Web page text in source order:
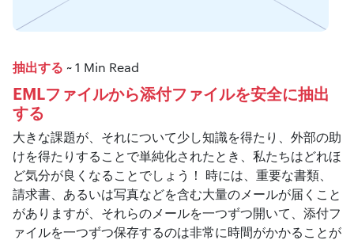
抽出する ~ 1 Min Read
EMLファイルから添付ファイルを安全に抽出
する
大きな課題が、それについて少し知識を得たり、外部の助
けを得たりすることで単純化されたとき、私たちはどれほ
ど気分が良くなることでしょう！ 時には、重要な書類、
請求書、あるいは写真などを含む大量のメールが届くこと
がありますが、それらのメールを一つずつ開いて、添付フ
ァイルを一つずつ保存するのは非常に時間がかかることが